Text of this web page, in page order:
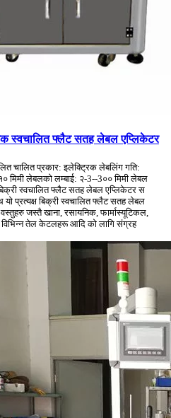
स्वचालित फ्लैट सतह लेबल एप्लिकेटर
चालित प्रकार: इलेक्ट्रिक लेबलिंग गति:
लेबलको लम्बाई: २-3--3०० मिमी लेबल
बिक्री स्वचालित फ्लैट सतह लेबल एप्लिकेटर स
प्रत्यक्ष बिक्री स्वचालित फ्लैट सतह लेबल
जस्तै खाना, रसायनिक, फार्मास्यूटिकल,
तेल केटलहरू आदि को लागि संग्रह